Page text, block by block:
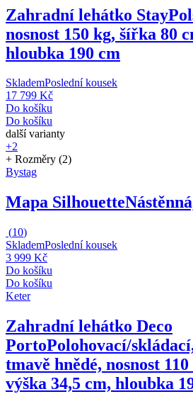
Zahradní lehátko Stay
nosnost 150 kg, šířka 80
hloubka 190 cm
SklademPoslední kousek
17 799 Kč
Do košíku
Do košíku
další varianty
+2
+ Rozměry (2)
Bystag
Mapa Silhouette
(10)
SklademPoslední kousek
3 999 Kč
Do košíku
Do košíku
Keter
Zahradní lehátko Deco
PortoPolohovací/
tmavě hnědé, nosnost
výška 34,5 cm, hloubka